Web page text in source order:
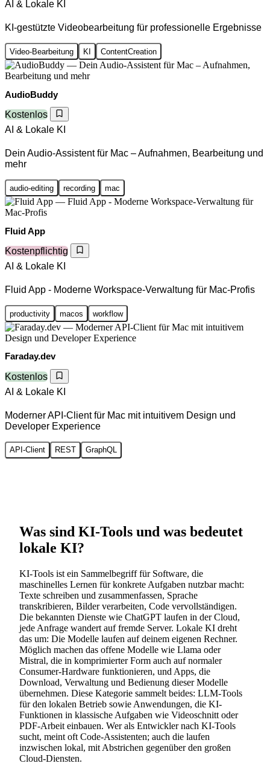
AI & Lokale KI
KI-gestützte Videobearbeitung für professionelle Ergebnisse
Video-Bearbeitung KI ContentCreation
AudioBuddy
Kostenlos
AI & Lokale KI
Dein Audio-Assistent für Mac – Aufnahmen, Bearbeitung und
mehr
audio-editing recording mac
Fluid App
Kostenpflichtig
AI & Lokale KI
Fluid App - Moderne Workspace-Verwaltung für Mac-Profis
productivity macos workflow
Faraday.dev
Kostenlos
AI & Lokale KI
Moderner API-Client für Mac mit intuitivem Design und
Developer Experience
API-Client REST GraphQL
Was sind KI-Tools und was bedeutet
lokale KI?
KI-Tools ist ein Sammelbegriff für Software, die
maschinelles Lernen für konkrete Aufgaben nutzbar macht:
Texte schreiben und zusammenfassen, Sprache
transkribieren, Bilder verarbeiten, Code vervollständigen.
Die bekannten Dienste wie ChatGPT laufen in der Cloud,
jede Anfrage wandert auf fremde Server. Lokale KI dreht
das um: Die Modelle laufen auf deinem eigenen Rechner.
Möglich machen das offene Modelle wie Llama oder
Mistral, die in komprimierter Form auch auf normaler
Consumer-Hardware funktionieren, und Apps, die
Download, Verwaltung und Bedienung dieser Modelle
übernehmen. Diese Kategorie sammelt beides: LLM-Tools
für den lokalen Betrieb sowie Anwendungen, die KI-
Funktionen in klassische Aufgaben wie Videoschnitt oder
PDF-Arbeit einbauen. Wer als Entwickler nach KI-Tools
sucht, meint oft Code-Assistenten; auch die laufen
inzwischen lokal, mit Abstrichen gegenüber den großen
Cloud-Diensten.